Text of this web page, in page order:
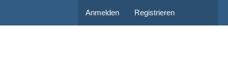
Anmelden Registrieren